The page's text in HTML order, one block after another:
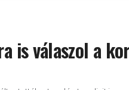
is válaszol a